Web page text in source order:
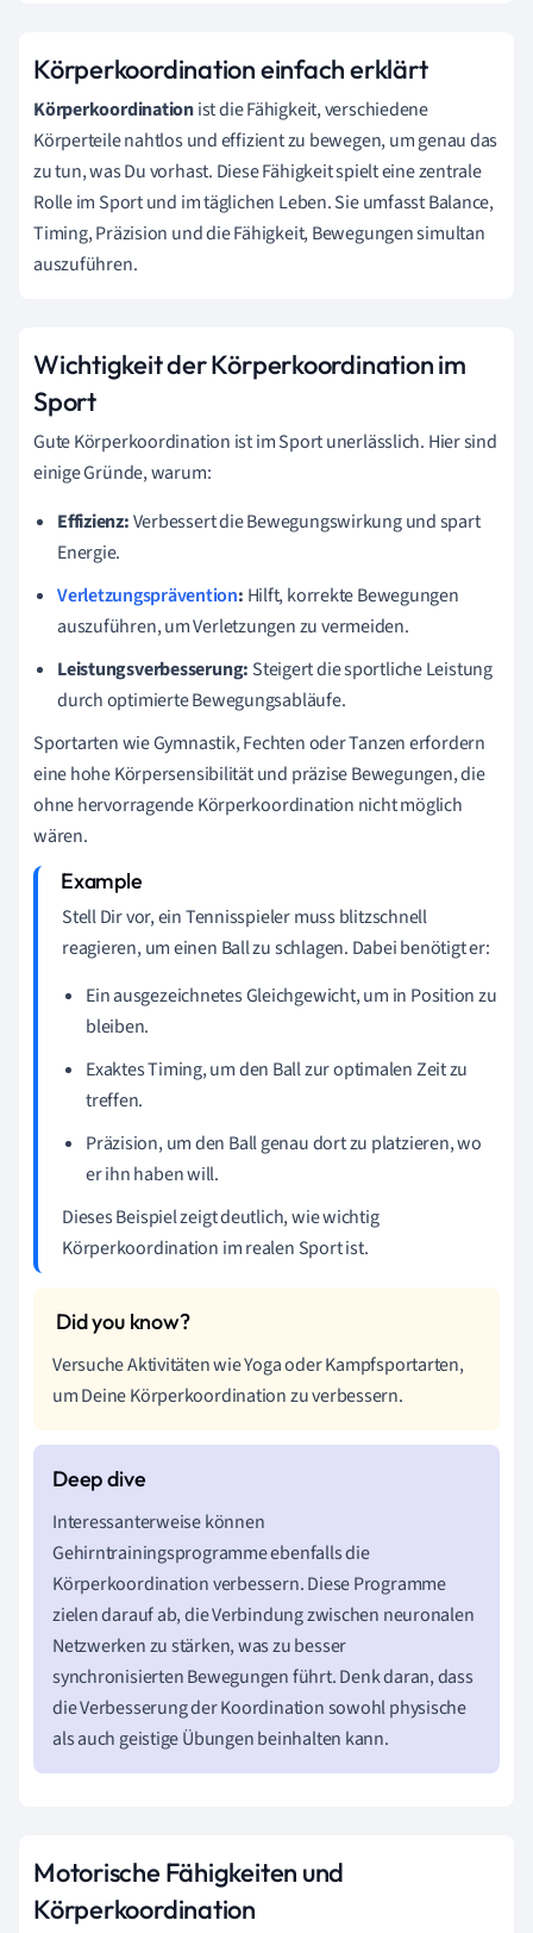
Körperkoordination einfach erklärt
Körperkoordinationist die Fähigkeit, verschiedene
Körperteile nahtlos und effizient zu bewegen, um genau das
zu tun, was Du vorhast. Diese Fähigkeit spielt eine zentrale
Rolle im Sport und im täglichen Leben. Sie umfasst Balance,
Timing, Präzision und die Fähigkeit, Bewegungen simultan
auszuführen.
Wichtigkeit der Körperkoordination im
Sport
Gute Körperkoordination ist im Sport unerlässlich. Hier sind
einige Gründe, warum:
Effizienz:Verbessert die Bewegungswirkung und spart
Energie.
Verletzungsprävention: Hilft, korrekte Bewegungen
auszuführen, um Verletzungen zu vermeiden.
Leistungsverbesserung: Steigert die sportliche Leistung
durch optimierte Bewegungsabläufe.
Sportarten wie Gymnastik, Fechten oder Tanzen erfordern
eine hohe Körpersensibilität und präzise Bewegungen, die
ohne hervorragende Körperkoordination nicht möglich
wären.
Stell Dir vor, ein Tennisspieler muss blitzschnell
reagieren, um einen Ball zu schlagen. Dabei benötigt er:
Ein ausgezeichnetes Gleichgewicht, um in Position zu
bleiben.
Exaktes Timing, um den Ball zur optimalen Zeit zu
treffen.
Präzision, um den Ball genau dort zu platzieren, wo
er ihn haben will.
Dieses Beispiel zeigt deutlich, wie wichtig
Körperkoordination im realen Sport ist.
Versuche Aktivitäten wie Yoga oder Kampfsportarten,
um Deine Körperkoordination zu verbessern.
Interessanterweise können
Gehirntrainingsprogramme ebenfalls die
Körperkoordination verbessern. Diese Programme
zielen darauf ab, die Verbindung zwischen neuronalen
Netzwerken zu stärken, was zu besser
synchronisierten Bewegungen führt. Denk daran, dass
die Verbesserung der Koordination sowohl physische
als auch geistige Übungen beinhalten kann.
Motorische Fähigkeiten und
Körperkoordination